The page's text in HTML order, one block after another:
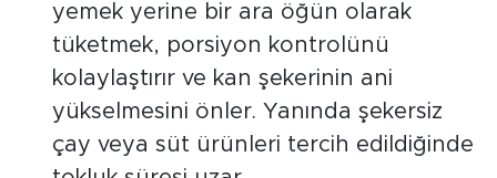
yemek yerine bir ara öğün olarak
tüketmek, porsiyon kontrolünü
kolaylaştırır ve kan şekerinin ani
yükselmesini önler. Yanında şekersiz
çay veya süt ürünleri tercih edildiğinde